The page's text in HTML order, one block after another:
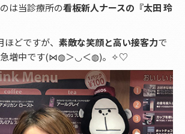
は当診療所の看板新人ナースの『太田 玲
どですが、 素敵な笑顔と高い接客力で
急増中です(⋈◍＞◡＜◍)。✧♡